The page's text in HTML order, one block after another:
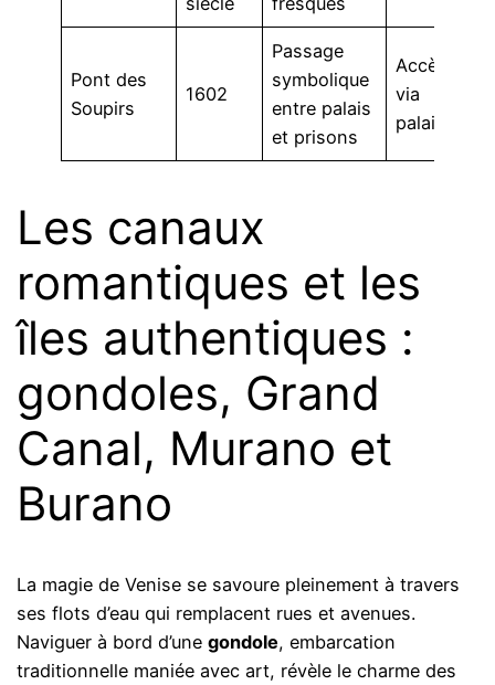
Pont des
Soupirs
1602
Passage
symbolique
entre palais
et prisons
Accès
via
palais
Les canaux
romantiques et les
îles authentiques :
gondoles, Grand
Canal, Murano et
Burano
La magie de Venise se savoure pleinement à travers
ses flots d’eau qui remplacent rues et avenues.
Naviguer à bord d’unegondole, embarcation
traditionnelle maniée avec art, révèle le charme des